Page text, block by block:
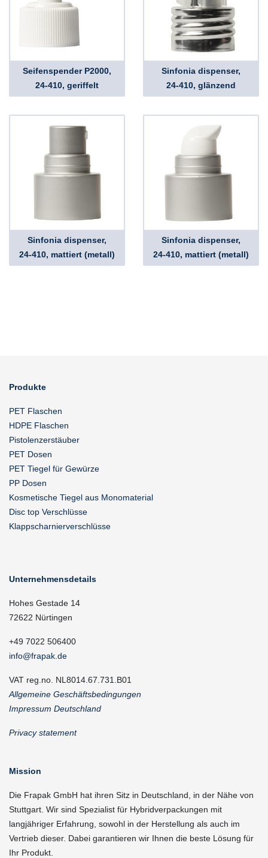
Seifenspender P2000,
24-410, geriffelt
Sinfonia dispenser,
24-410, glänzend
Sinfonia dispenser,
24-410, mattiert (metall)
Sinfonia dispenser,
24-410, mattiert (metall)
Produkte
PET Flaschen
HDPE Flaschen
Pistolenzerstäuber
PET Dosen
PET Tiegel für Gewürze
PP Dosen
Kosmetische Tiegel aus Monomaterial
Disc top Verschlüsse
Klappscharnierverschlüsse
Unternehmensdetails
Hohes Gestade 14
72622 Nürtingen
+49 7022 506400
info@frapak.de
VAT reg.no. NL8014.67.731.B01
Allgemeine Geschäftsbedingungen
Impressum Deutschland
Privacy statement
Mission
Die Frapak GmbH hat ihren Sitz in Deutschland, in der Nähe von
Stuttgart. Wir sind Spezialist für Hybridverpackungen mit
langjähriger Erfahrung, sowohl in der Herstellung als auch im
Vertrieb dieser. Dabei garantieren wir Ihnen die beste Lösung für
Ihr Produkt.